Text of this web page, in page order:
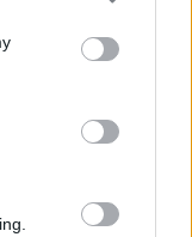
You may click to
party tags to
in below Google